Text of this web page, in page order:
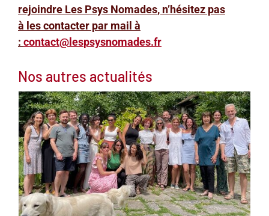
rejoindre Les Psys Nomades, n’hésitez pas
à lescontacter par mail à
: contact@lespsysnomades.fr
Nos autres actualités